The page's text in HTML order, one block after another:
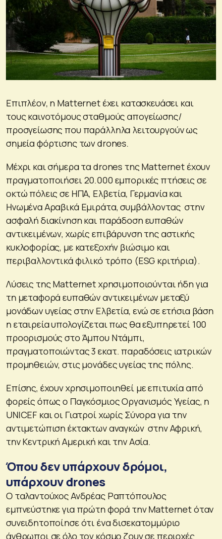
Επιπλέον, η Matternet έχει κατασκευάσει και
τους καινοτόμους σταθμούς απογείωσης/
προσγείωσης που παράλληλα λειτουργούν ως
σημεία φόρτισης των drones.
Μέχρι και σήμερα τα drones της Matternet έχουν
πραγματοποιήσει 20.000 εμπορικές πτήσεις σε
οκτώ πόλεις σε ΗΠΑ, Ελβετία, Γερμανία και
Ηνωμένα Αραβικά Εμιράτα, συμβάλλοντας στην
ασφαλή διακίνηση και παράδοση ευπαθών
αντικειμένων, χωρίς επιβάρυνση της αστικής
κυκλοφορίας, με κατεξοχήν βιώσιμο και
περιβαλλοντικά φιλικό τρόπο (ESG κριτήρια).
Λύσεις της Matternet χρησιμοποιούνται ήδη για
τη μεταφορά ευπαθών αντικειμένων μεταξύ
μονάδων υγείας στην Ελβετία, ενώ σε ετήσια βάση
η εταιρεία υπολογίζεται πως θα εξυπηρετεί 100
προορισμούς στο Άμπου Ντάμπι,
πραγματοποιώντας 3 εκατ. παραδόσεις ιατρικών
προμηθειών, στις μονάδες υγείας της πόλης.
Επίσης, έχουν χρησιμοποιηθεί με επιτυχία από
φορείς όπως ο Παγκόσμιος Οργανισμός Υγείας, η
UNICEF και οι Γιατροί χωρίς Σύνορα για την
αντιμετώπιση έκτακτων αναγκών στην Αφρική,
την Κεντρική Αμερική και την Ασία.
Όπου δεν υπάρχουν δρόμοι,
υπάρχουν drones
Ο ταλαντούχος Ανδρέας Ραπτόπουλος
εμπνεύστηκε για πρώτη φορά την Matternet όταν
συνειδητοποίησε ότι ένα δισεκατομμύριο
άνθρωποι σε όλο τον κόσμο ζουν σε περιοχές